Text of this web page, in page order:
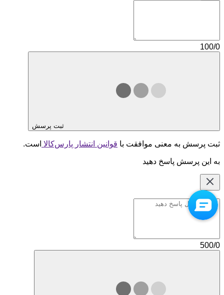
100/0
ثبت پرسش
ثبت پرسش به معنی موافقت با قوانین انتشار پارس‌کالا است.
به این پرسش پاسخ دهید
500/0